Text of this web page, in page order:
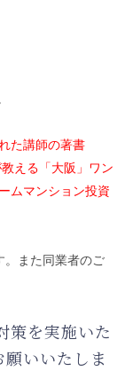
た講師の著書
える「大阪」ワン
ムマンション投資
。また同業者のご
策を実施いた
いいたしま